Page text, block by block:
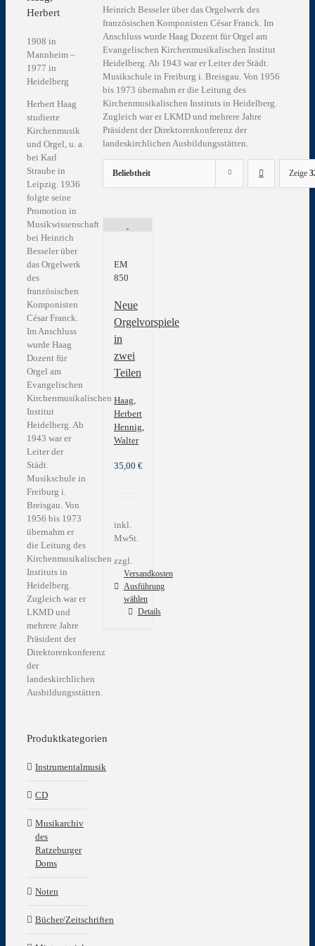
Heinrich Besseler über das Orgelwerk des
französischen Komponisten César Franck. Im
Anschluss wurde Haag Dozent für Orgel am
Evangelischen Kirchenmusikalischen Institut
Heidelberg. Ab 1943 war er Leiter der Städt.
Musikschule in Freiburg i. Breisgau. Von 1956
bis 1973 übernahm er die Leitung des
Kirchenmusikalischen Instituts in Heidelberg.
Zugleich war er LKMD und mehrere Jahre
Präsident der Direktorenkonferenz der
landeskirchlichen Ausbildungsstätten.
Beliebtheit Zeige
EM
850
Neue
Orgelvorspiele
in
zwei
Teilen
Haag,
Herbert
Hennig,
Walter
35,00 €
inkl.
MwSt.
zzgl.
Versandkosten
Ausführung
wählen
Dieses Details
Herbert
1908 in
Mannheim –
1977 in
Heidelberg
Herbert Haag
studierte
Kirchenmusik
und Orgel, u. a.
bei Karl
Straube in
Leipzig. 1936
folgte seine
Promotion in
Musikwissenschaft
bei Heinrich
Besseler über
das Orgelwerk
des
französischen
Komponisten
César Franck.
Im Anschluss
wurde Haag
Dozent für
Orgel am
Evangelischen
Kirchenmusikalischen
Institut
Heidelberg. Ab
1943 war er
Leiter der
Städt.
Musikschule in
Freiburg i.
Breisgau. Von
1956 bis 1973
übernahm er
die Leitung des
Kirchenmusikalischen
Instituts in
Heidelberg.
Zugleich war er
LKMD und
mehrere Jahre
Präsident der
Direktorenkonferenz
der
landeskirchlichen
Ausbildungsstätten.
Produktkategorien
Instrumentalmusik
CD
Musikarchiv
des
Ratzeburger
Doms
Noten
Bücher/Zeitschriften